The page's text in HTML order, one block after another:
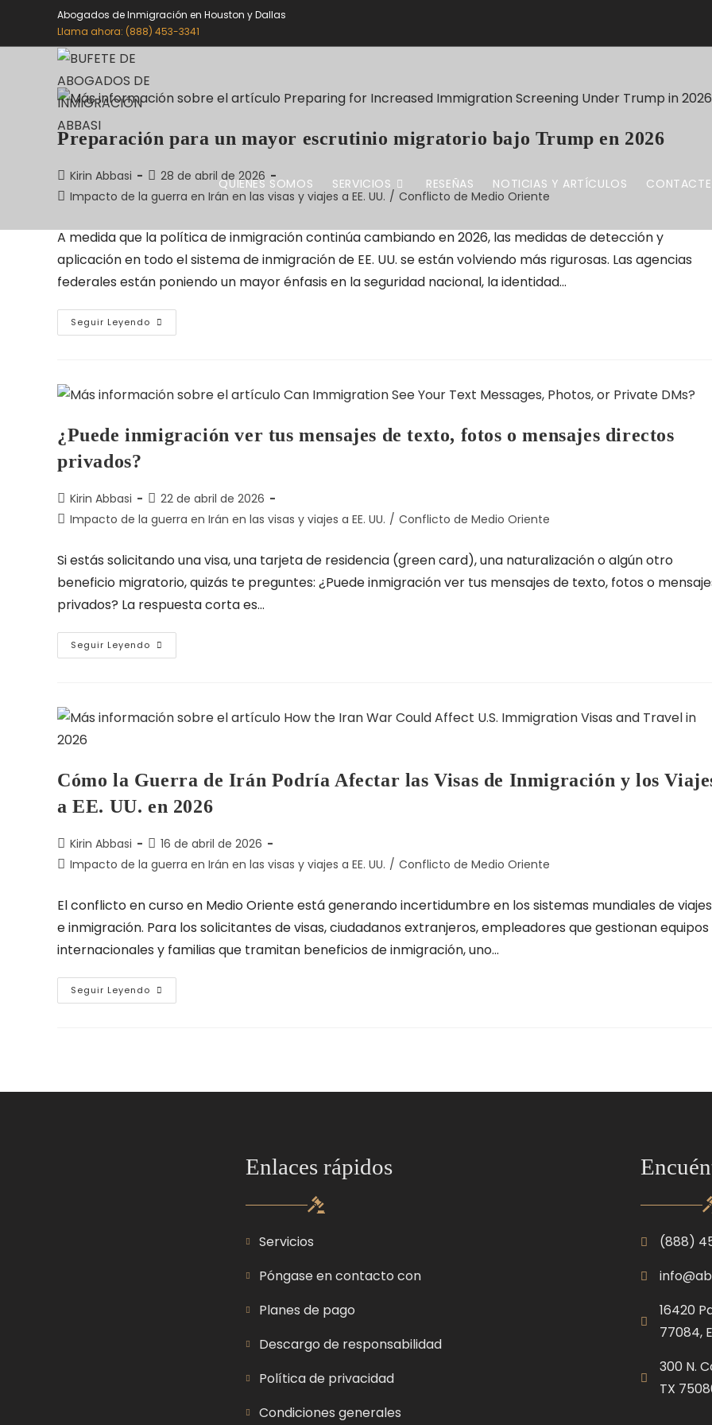
Abogados de Inmigración en Houston y Dallas
Llama ahora: (888) 453-3341
QUIÉNES SOMOS SERVICIOS RESEÑAS NOTICIAS Y ARTÍCULOS
Preparación para un mayor escrutinio migratorio bajo Trump en 2026
Kirin Abbasi
28 de abril de 2026
Impacto de la guerra en Irán en las visas y viajes a EE. UU. / Conflicto de Medio Oriente
A medida que la política de inmigración continúa cambiando en 2026, las medidas de detección y
aplicación en todo el sistema de inmigración de EE. UU. se están volviendo más rigurosas. Las agencias
federales están poniendo un mayor énfasis en la seguridad nacional, la identidad...
Seguir Leyendo
¿Puede inmigración ver tus mensajes de texto, fotos o mensajes directos
privados?
Kirin Abbasi
22 de abril de 2026
Impacto de la guerra en Irán en las visas y viajes a EE. UU. / Conflicto de Medio Oriente
Si estás solicitando una visa, una tarjeta de residencia (green card), una naturalización o algún otro
beneficio migratorio, quizás te preguntes: ¿Puede inmigración ver tus mensajes de texto, fotos o
privados? La respuesta corta es...
Seguir Leyendo
Cómo la Guerra de Irán Podría Afectar las Visas de Inmigración y los
a EE. UU. en 2026
Kirin Abbasi
16 de abril de 2026
Impacto de la guerra en Irán en las visas y viajes a EE. UU. / Conflicto de Medio Oriente
El conflicto en curso en Medio Oriente está generando incertidumbre en los sistemas mundiales de viajes
e inmigración. Para los solicitantes de visas, ciudadanos extranjeros, empleadores que gestionan equipos
internacionales y familias que tramitan beneficios de inmigración, uno...
Seguir Leyendo
Enlaces rápidos
Servicios
Póngase en contacto con
Planes de pago
Descargo de responsabilidad
Política de privacidad
Condiciones generales
(888)
16420
77084,
300 N.
TX